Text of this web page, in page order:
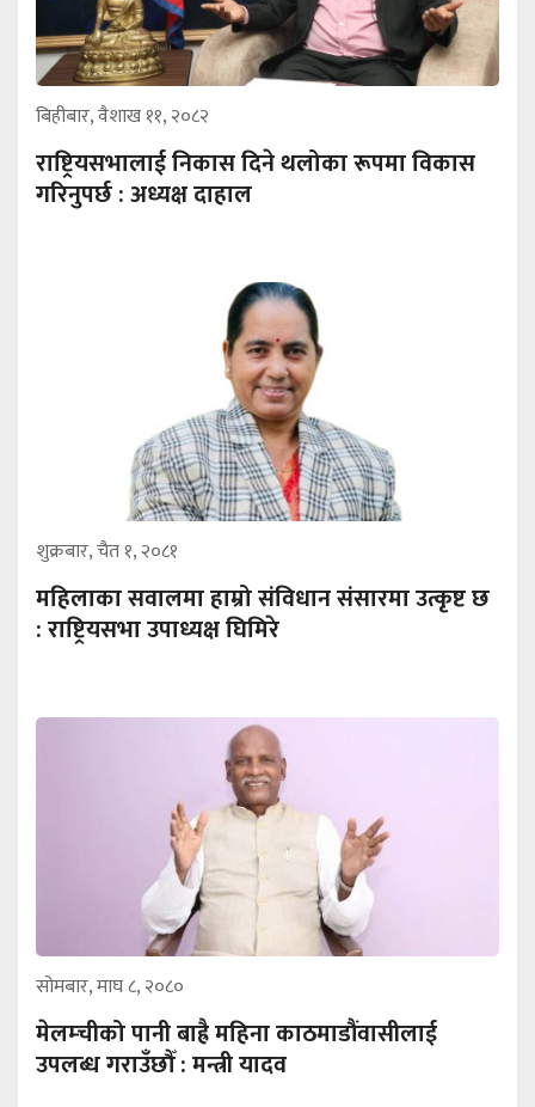
बिहीबार, वैशाख ११, २०८२
राष्ट्रियसभालाई निकास दिने थलोका रूपमा विकास
गरिनुपर्छ : अध्यक्ष दाहाल
शुक्रबार, चैत १, २०८१
महिलाका सवालमा हाम्रो संविधान संसारमा उत्कृष्ट छ
: राष्ट्रियसभा उपाध्यक्ष घिमिरे
सोमबार, माघ ८, २०८०
मेलम्चीको पानी बाह्रै महिना काठमाडौंवासीलाई
उपलब्ध गराउँछौँ : मन्त्री यादव